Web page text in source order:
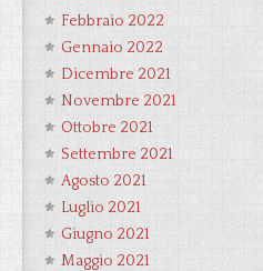
Febbraio 2022
Gennaio 2022
Dicembre 2021
Novembre 2021
Ottobre 2021
Settembre 2021
Agosto 2021
Luglio 2021
Giugno 2021
Maggio 2021